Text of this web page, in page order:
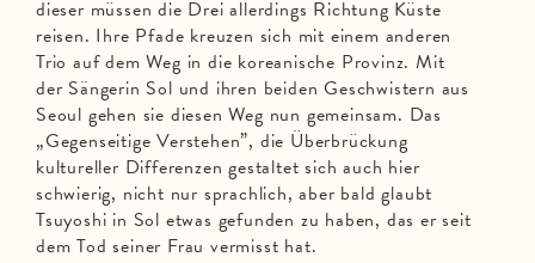
dieser müssen die Drei allerdings Richtung Küste
reisen. Ihre Pfade kreuzen sich mit einem anderen
Trio auf dem Weg in die koreanische Provinz. Mit
der Sängerin Sol und ihren beiden Geschwistern aus
Seoul gehen sie diesen Weg nun gemeinsam. Das
„Gegenseitige Verstehen”, die Überbrückung
kultureller Differenzen gestaltet sich auch hier
schwierig, nicht nur sprachlich, aber bald glaubt
Tsuyoshi in Sol etwas gefunden zu haben, das er seit
dem Tod seiner Frau vermisst hat.